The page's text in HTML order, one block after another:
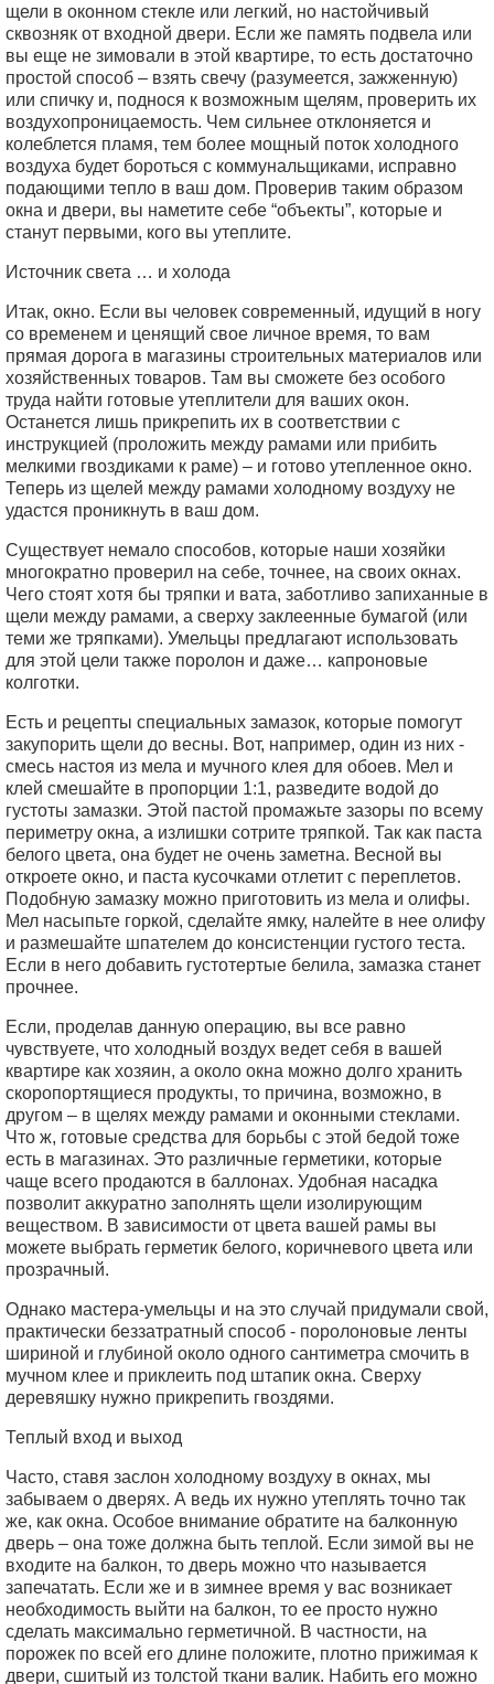
щели в оконном стекле или легкий, но настойчивый
сквозняк от входной двери. Если же память подвела или
вы еще не зимовали в этой квартире, то есть достаточно
простой способ – взять свечу (разумеется, зажженную)
или спичку и, поднося к возможным щелям, проверить их
воздухопроницаемость. Чем сильнее отклоняется и
колеблется пламя, тем более мощный поток холодного
воздуха будет бороться с коммунальщиками, исправно
подающими тепло в ваш дом. Проверив таким образом
окна и двери, вы наметите себе “объекты”, которые и
станут первыми, кого вы утеплите.
Источник света … и холода
Итак, окно. Если вы человек современный, идущий в ногу
со временем и ценящий свое личное время, то вам
прямая дорога в магазины строительных материалов или
хозяйственных товаров. Там вы сможете без особого
труда найти готовые утеплители для ваших окон.
Останется лишь прикрепить их в соответствии с
инструкцией (проложить между рамами или прибить
мелкими гвоздиками к раме) – и готово утепленное окно.
Теперь из щелей между рамами холодному воздуху не
удастся проникнуть в ваш дом.
Существует немало способов, которые наши хозяйки
многократно проверил на себе, точнее, на своих окнах.
Чего стоят хотя бы тряпки и вата, заботливо запиханные в
щели между рамами, а сверху заклеенные бумагой (или
теми же тряпками). Умельцы предлагают использовать
для этой цели также поролон и даже… капроновые
колготки.
Есть и рецепты специальных замазок, которые помогут
закупорить щели до весны. Вот, например, один из них -
смесь настоя из мела и мучного клея для обоев. Мел и
клей смешайте в пропорции 1:1, разведите водой до
густоты замазки. Этой пастой промажьте зазоры по всему
периметру окна, а излишки сотрите тряпкой. Так как паста
белого цвета, она будет не очень заметна. Весной вы
откроете окно, и паста кусочками отлетит с переплетов.
Подобную замазку можно приготовить из мела и олифы.
Мел насыпьте горкой, сделайте ямку, налейте в нее олифу
и размешайте шпателем до консистенции густого теста.
Если в него добавить густотертые белила, замазка станет
прочнее.
Если, проделав данную операцию, вы все равно
чувствуете, что холодный воздух ведет себя в вашей
квартире как хозяин, а около окна можно долго хранить
скоропортящиеся продукты, то причина, возможно, в
другом – в щелях между рамами и оконными стеклами.
Что ж, готовые средства для борьбы с этой бедой тоже
есть в магазинах. Это различные герметики, которые
чаще всего продаются в баллонах. Удобная насадка
позволит аккуратно заполнять щели изолирующим
веществом. В зависимости от цвета вашей рамы вы
можете выбрать герметик белого, коричневого цвета или
прозрачный.
Однако мастера-умельцы и на это случай придумали свой,
практически беззатратный способ - поролоновые ленты
шириной и глубиной около одного сантиметра смочить в
мучном клее и приклеить под штапик окна. Сверху
деревяшку нужно прикрепить гвоздями.
Теплый вход и выход
Часто, ставя заслон холодному воздуху в окнах, мы
забываем о дверях. А ведь их нужно утеплять точно так
же, как окна. Особое внимание обратите на балконную
дверь – она тоже должна быть теплой. Если зимой вы не
входите на балкон, то дверь можно что называется
запечатать. Если же и в зимнее время у вас возникает
необходимость выйти на балкон, то ее просто нужно
сделать максимально герметичной. В частности, на
порожек по всей его длине положите, плотно прижимая к
двери, сшитый из толстой ткани валик. Набить его можно